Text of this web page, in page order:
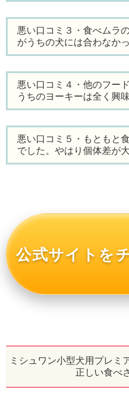
悪い口コミ３・食べムラ
がうちの犬には合わなか
悪い口コミ４・他のフー
うちのヨーキーは全く興
悪い口コミ５・もともと
でした。やはり個体差が
公式サイトを
ミシュワン小型犬用プレミ
正しい食べ